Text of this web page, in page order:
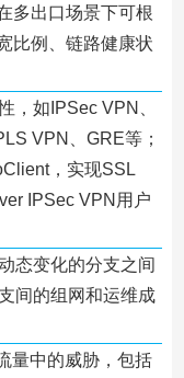
多出口场景下可根
比例、链路健康状
，如IPSec VPN、
VPN、GRE等；
，实现SSL
IPSec VPN用户
态变化的分支之间
间的组网和运维成
量中的威胁，包括